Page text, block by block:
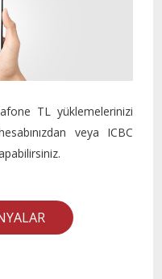
TL yüklemelerinizi
veya ICBC